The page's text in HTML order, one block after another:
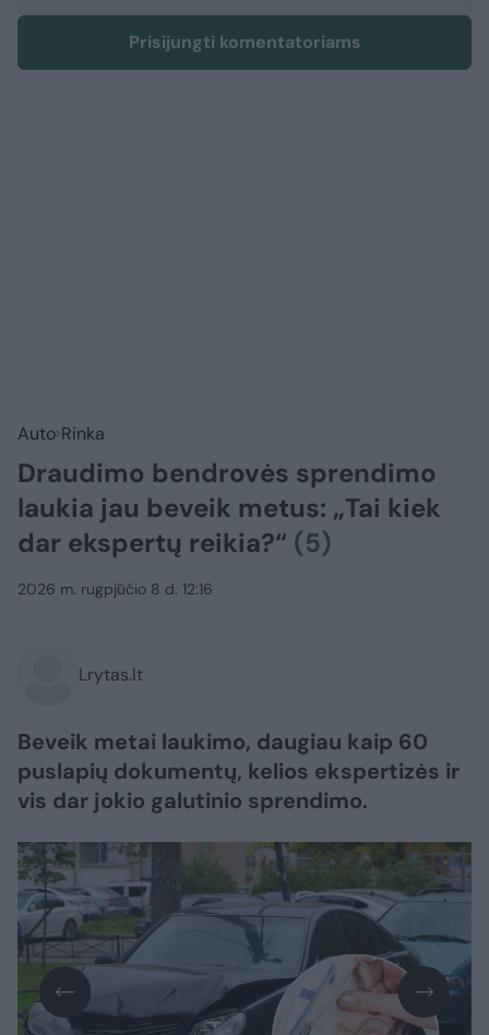
Prisijungti komentatoriams
Auto Rinka
Draudimo bendrovės sprendimo
laukia jau beveik metus: „Tai kiek
dar ekspertų reikia?“ (5)
2026 m. rugpjūčio 8 d. 12:16
Lrytas.lt
Beveik metai laukimo, daugiau kaip 60
puslapių dokumentų, kelios ekspertizės ir
vis dar jokio galutinio sprendimo.